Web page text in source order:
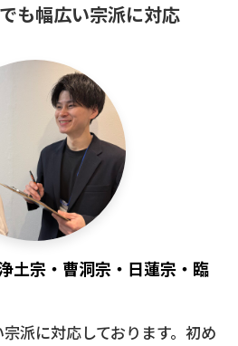
も幅広い宗派に対応
土宗・曹洞宗・日蓮宗・臨
派に対応しております。初め